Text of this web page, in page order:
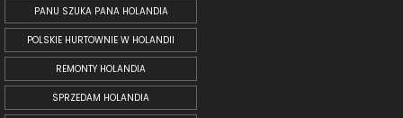
PANU SZUKA PANA HOLANDIA
POLSKIE HURTOWNIE W HOLANDII
REMONTY HOLANDIA
SPRZEDAM HOLANDIA